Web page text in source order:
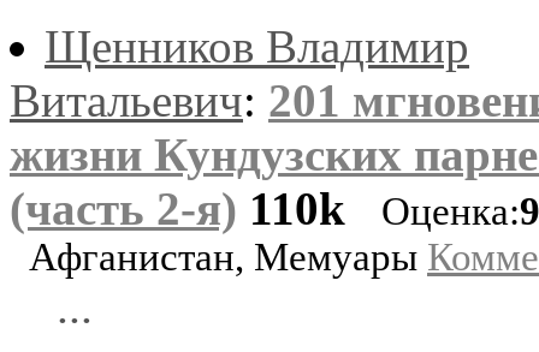
Щенников Владимир
Витальевич: 201
жизни Кундузских
(часть 2-я) 110k Оценка:
Афганистан, Мемуары
...